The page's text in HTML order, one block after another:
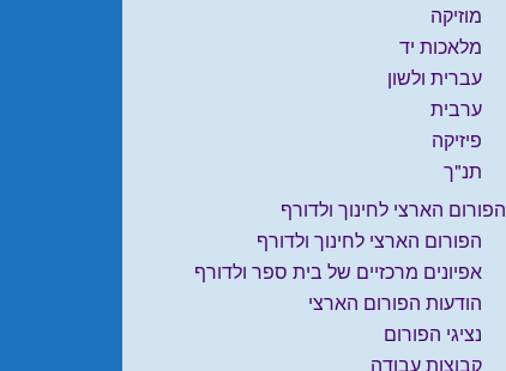
מוזיקה
מלאכות יד
עברית ולשון
ערבית
פיזיקה
תנ"ך
הפורום הארצי לחינוך ולדורף
הפורום הארצי לחינוך ולדורף
אפיונים מרכזיים של בית ספר ולדורף
הודעות הפורום הארצי
נציגי הפורום
קבוצות עבודה